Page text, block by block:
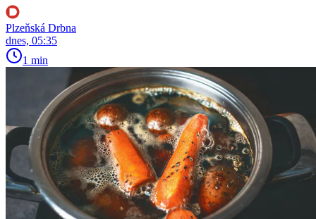
Plzeňská Drbna
dnes, 05:35
1 min